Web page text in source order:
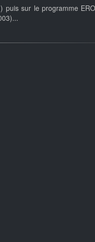
sur le programme